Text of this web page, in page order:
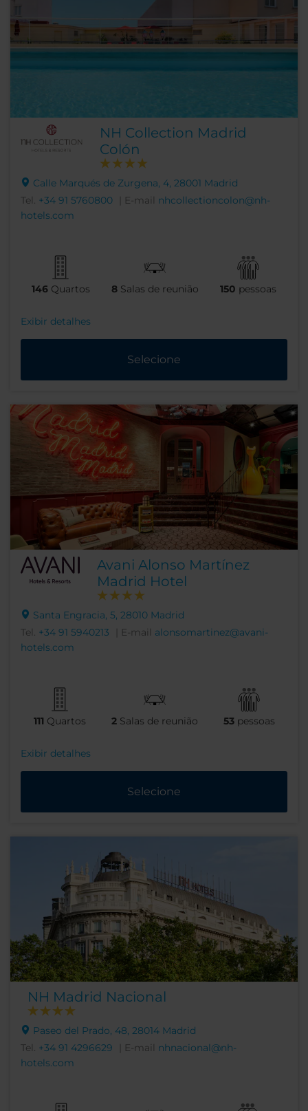
NH Collection Madrid
Colón
Calle Marqués de Zurgena, 4, 28001 Madrid
Tel. +34 91 5760800 | E-mail nhcollectioncolon@nh-
hotels.com
146 Quartos 8 Salas de reunião 150 pessoas
Exibir detalhes
Selecione
Avani Alonso Martínez
Madrid Hotel
Santa Engracia, 5, 28010 Madrid
Tel. +34 91 5940213 | E-mail alonsomartinez@avani-
hotels.com
111 Quartos 2 Salas de reunião 53 pessoas
Exibir detalhes
Selecione
NH Madrid Nacional
Paseo del Prado, 48, 28014 Madrid
Tel. +34 91 4296629 | E-mail nhnacional@nh-
hotels.com